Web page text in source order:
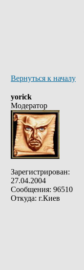
Вернуться к началу
yorick
Модератор
Зарегистрирован:
27.04.2004
Сообщения: 96510
Откуда: г.Киев